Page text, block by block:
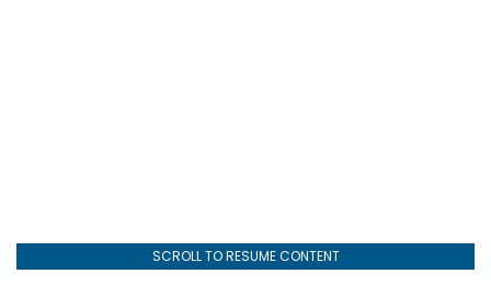
SCROLL TO RESUME CONTENT